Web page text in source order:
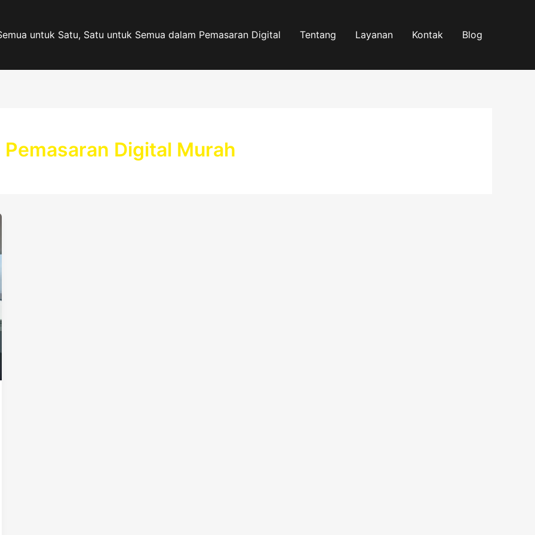
untuk Satu, Satu untuk Semua dalam Pemasaran Digital Tentang Layanan Kontak Blog
Digital Murah